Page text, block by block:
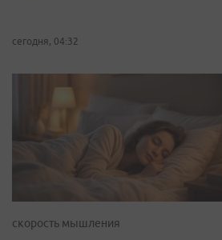
сегодня, 04:32
скорость мышления